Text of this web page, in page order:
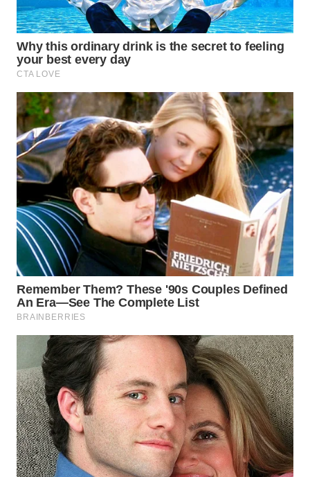
WN
PRIANGAN
TIMUR
WN
SEMARANG
WN
SOLO
WN
BOROBUDUR
WN
MADURA
WN
SURABAYA
WN
NATUNA
WN
BINTAN
WN
MANDALIKA